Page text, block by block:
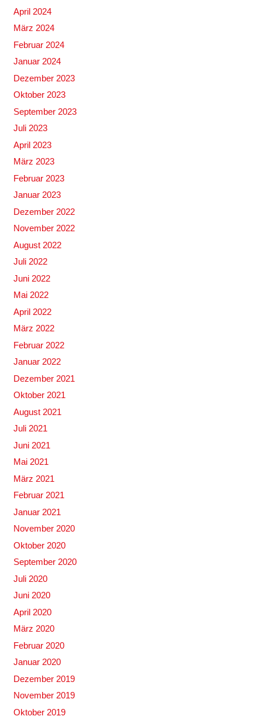
April 2024
März 2024
Februar 2024
Januar 2024
Dezember 2023
Oktober 2023
September 2023
Juli 2023
April 2023
März 2023
Februar 2023
Januar 2023
Dezember 2022
November 2022
August 2022
Juli 2022
Juni 2022
Mai 2022
April 2022
März 2022
Februar 2022
Januar 2022
Dezember 2021
Oktober 2021
August 2021
Juli 2021
Juni 2021
Mai 2021
März 2021
Februar 2021
Januar 2021
November 2020
Oktober 2020
September 2020
Juli 2020
Juni 2020
April 2020
März 2020
Februar 2020
Januar 2020
Dezember 2019
November 2019
Oktober 2019